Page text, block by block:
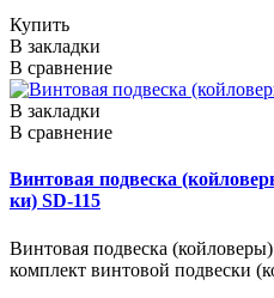
Купить
В закладки
В сравнение
В закладки
В сравнение
Винтовая подвеска
ки) SD-115
Винтовая подвеска
комплект винтовой подвески